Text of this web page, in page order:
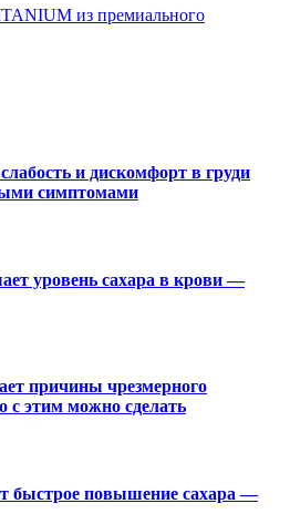
из премиального
и дискомфорт в груди
симптомами
уровень сахара в крови —
причины чрезмерного
с этим можно сделать
быстрое повышение сахара —